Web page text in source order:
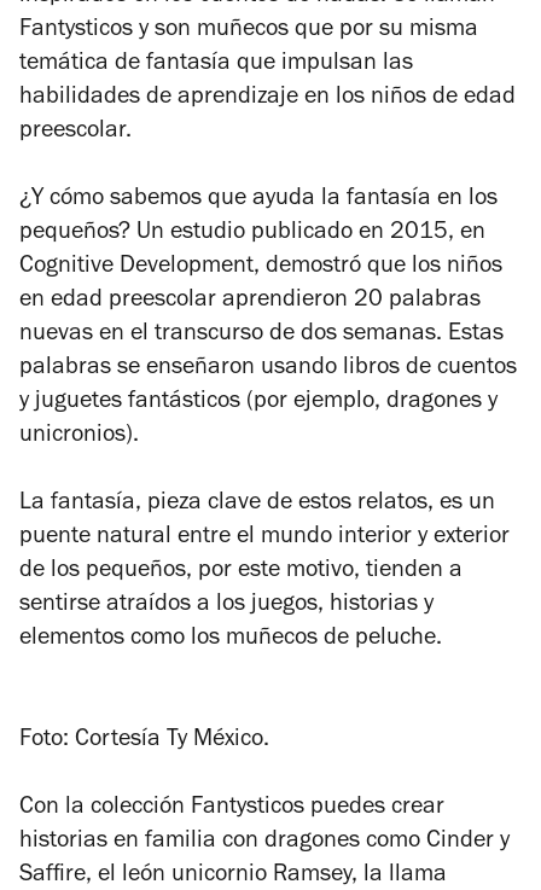
Fantysticos y son muñecos que por su misma
temática de fantasía que impulsan las
habilidades de aprendizaje en los niños de edad
preescolar.
¿Y cómo sabemos que ayuda la fantasía en los
pequeños? Un estudio publicado en 2015, en
Cognitive Development, demostró que los niños
en edad preescolar aprendieron 20 palabras
nuevas en el transcurso de dos semanas. Estas
palabras se enseñaron usando libros de cuentos
y juguetes fantásticos (por ejemplo, dragones y
unicronios).
La fantasía, pieza clave de estos relatos, es un
puente natural entre el mundo interior y exterior
de los pequeños, por este motivo, tienden a
sentirse atraídos a los juegos, historias y
elementos como los muñecos de peluche.
Foto: Cortesía Ty México.
Con la colección Fantysticos puedes crear
historias en familia con dragones como Cinder y
Saffire, el león unicornio Ramsey, la llama